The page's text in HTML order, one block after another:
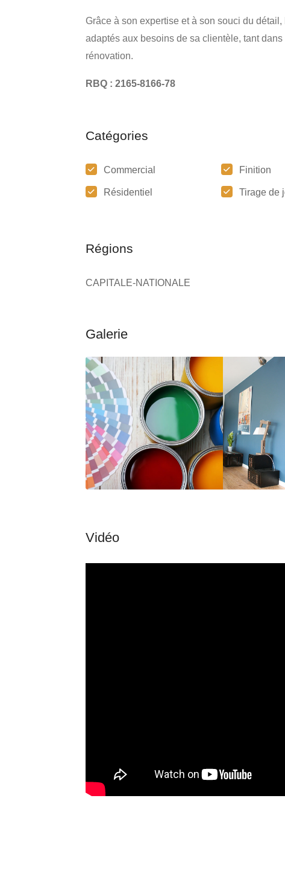
Grâce à son expertise et à son souci du
adaptés aux besoins de sa clientèle, tant
rénovation.
RBQ : 2165-8166-78
Catégories
Commercial Finition
Résidentiel Tirage de
Régions
CAPITALE-NATIONALE